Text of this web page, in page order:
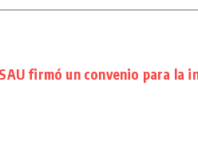
firmó un convenio para la